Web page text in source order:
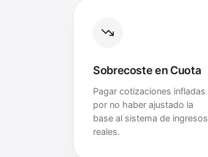
Sobrecoste en Cuota
Pagar cotizaciones infladas
por no haber ajustado la
base al sistema de ingresos
reales.